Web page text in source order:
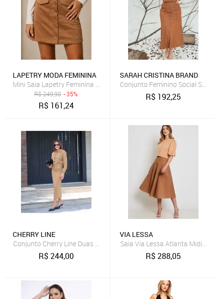
LAPETRY MODA FEMININA
Mini Saia Lapetry Feminina em Suede com Bolsos Frontais e Lapela
R$249,90 - 35%
R$ 161,24
SARAH CRISTINA BRAND
R$ 192,25
CHERRY LINE
Conjunto Cherry Line Duas Peças Blusa Botão Manga Longa Saia
R$244,00
VIA LESSA
Saia Via Lessa Atlanta Midi
R$288,05